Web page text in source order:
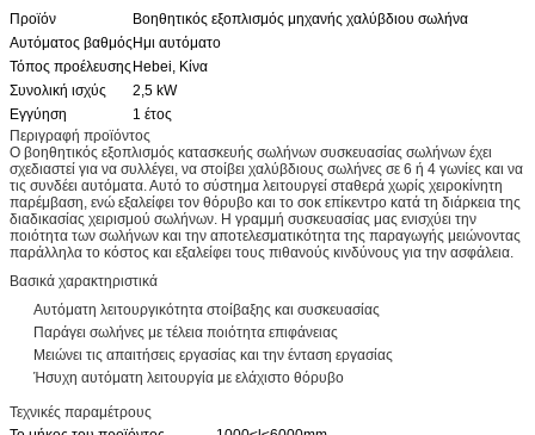
Προϊόν
Βοηθητικός εξοπλισμός μηχανής χαλύβδιου σωλήνα
Αυτόματος βαθμόςΗμι αυτόματο
Τόπος προέλευσης Hebei, Κίνα
Συνολική ισχύς
2,5 kW
Εγγύηση
1 έτος
Περιγραφή προϊόντος
Ο βοηθητικός εξοπλισμός κατασκευής σωλήνων συσκευασίας σωλήνων έχει
σχεδιαστεί για να συλλέγει, να στοίβει χαλύβδιους σωλήνες σε 6 ή 4 γωνίες και να
τις συνδέει αυτόματα. Αυτό το σύστημα λειτουργεί σταθερά χωρίς χειροκίνητη
παρέμβαση, ενώ εξαλείφει τον θόρυβο και το σοκ επίκεντρο κατά τη διάρκεια της
διαδικασίας χειρισμού σωλήνων. Η γραμμή συσκευασίας μας ενισχύει την
ποιότητα των σωλήνων και την αποτελεσματικότητα της παραγωγής μειώνοντας
παράλληλα το κόστος και εξαλείφει τους πιθανούς κινδύνους για την ασφάλεια.
Βασικά χαρακτηριστικά
Αυτόματη λειτουργικότητα στοίβαξης και συσκευασίας
Παράγει σωλήνες με τέλεια ποιότητα επιφάνειας
Μειώνει τις απαιτήσεις εργασίας και την ένταση εργασίας
Ήσυχη αυτόματη λειτουργία με ελάχιστο θόρυβο
Τεχνικές παραμέτρους